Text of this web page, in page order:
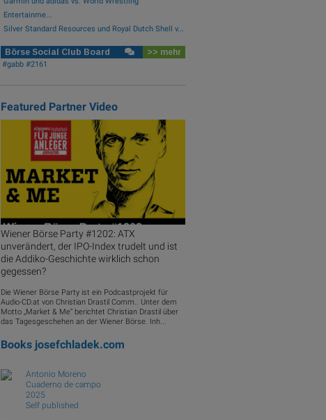
Entertainme...
Silver Standard Resources und Royal Dutch Shell v...
Börse Social Club Board >> mehr
#gabb #2161
Featured Partner Video
Wiener Börse Party #1202: ATX
unverändert, der IPO-Index trudelt und ist
die Addiko-Geschichte wirklich schon
gegessen?
Die Wiener Börse Party ist ein Podcastprojekt für
Audio-CD.at von Christian Drastil Comm.. Unter dem
Motto „Market & Me“ berichtet Christian Drastil über
das Tagesgeschehen an der Wiener Börse. Inh...
Books josefchladek.com
Antonio Moreno
Cuaderno de campo
2025
Self published